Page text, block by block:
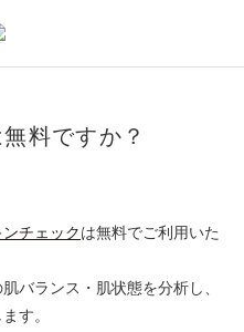
料ですか？
チェックは無料でご利用いた
バランス・肌状態を分析し、
す。